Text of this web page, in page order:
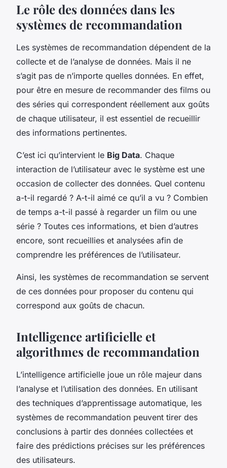
Le rôle des données dans les
systèmes de recommandation
Les systèmes de recommandation dépendent de la
collecte et de l’analyse de données. Mais il ne
s’agit pas de n’importe quelles données. En effet,
pour être en mesure de recommander des films ou
des séries qui correspondent réellement aux goûts
de chaque utilisateur, il est essentiel de recueillir
des informations pertinentes.
C’est ici qu’intervient le Big Data. Chaque
interaction de l’utilisateur avec le système est une
occasion de collecter des données. Quel contenu
a-t-il regardé ? A-t-il aimé ce qu’il a vu ? Combien
de temps a-t-il passé à regarder un film ou une
série ? Toutes ces informations, et bien d’autres
encore, sont recueillies et analysées afin de
comprendre les préférences de l’utilisateur.
Ainsi, les systèmes de recommandation se servent
de ces données pour proposer du contenu qui
correspond aux goûts de chacun.
Intelligence artificielle et
algorithmes de recommandation
L’intelligence artificielle joue un rôle majeur dans
l’analyse et l’utilisation des données. En utilisant
des techniques d’apprentissage automatique, les
systèmes de recommandation peuvent tirer des
conclusions à partir des données collectées et
faire des prédictions précises sur les préférences
des utilisateurs.